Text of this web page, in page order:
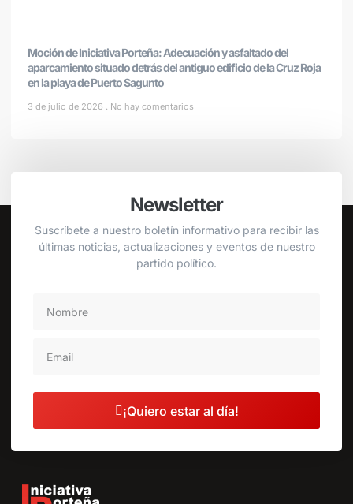
Moción de Iniciativa Porteña: Adecuación y asfaltado del
aparcamiento situado detrás del antiguo edificio de la Cruz Roja
en la playa de Puerto Sagunto
3 de julio de 2026 No hay comentarios
Newsletter
Suscríbete a nuestro boletín informativo para recibir las
últimas noticias, actualizaciones y eventos de nuestro
partido político.
¡Quiero estar al día!